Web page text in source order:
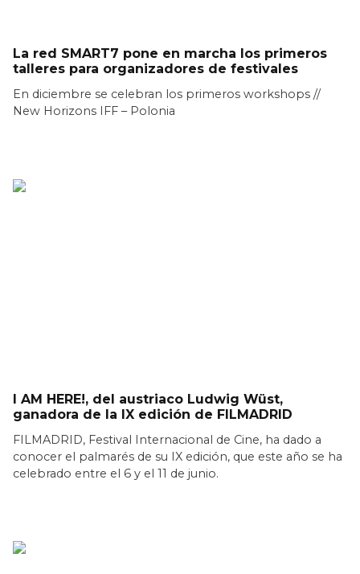
La red SMART7 pone en marcha los primeros
talleres para organizadores de festivales
En diciembre se celebran los primeros workshops //
New Horizons IFF – Polonia
I AM HERE!, del austriaco Ludwig Wüst,
ganadora de la IX edición de FILMADRID
FILMADRID, Festival Internacional de Cine, ha dado a
conocer el palmarés de su IX edición, que este año se ha
celebrado entre el 6 y el 11 de junio.